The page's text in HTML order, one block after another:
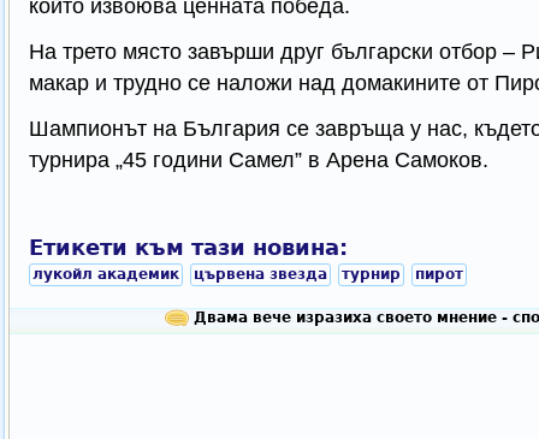
който извоюва ценната победа.
На трето място завърши друг български отбор –
макар и трудно се наложи над домакините от
Шампионът на България се завръща у нас,
турнира „45 години Самел” в Арена Самоков.
Етикети към тази новина:
лукойл академик цървена звезда турнир пирот
Двама вече изразиха своето мнение -